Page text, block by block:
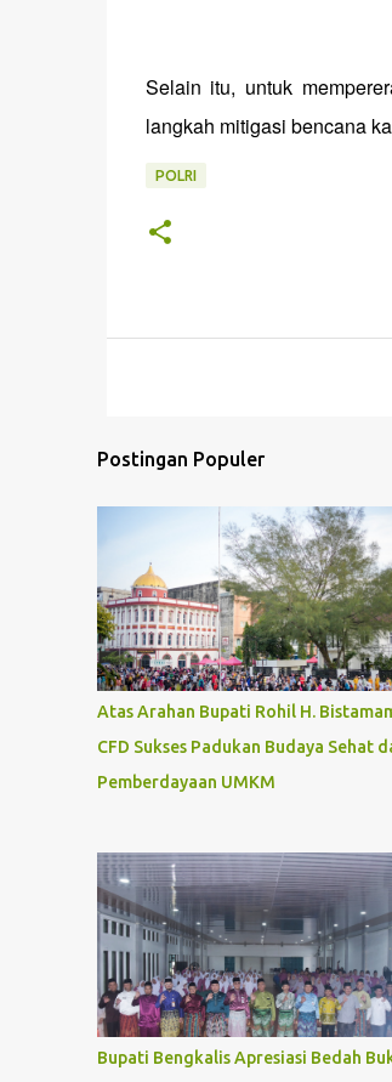
Selain itu, untuk
langkah mitigasi bencana
POLRI
Postingan Populer
Atas Arahan Bupati Rohil H.
CFD Sukses Padukan Budaya Sehat
Pemberdayaan UMKM
Bupati Bengkalis Apresiasi Bedah